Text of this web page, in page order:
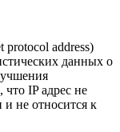
protocol address)
данных о
что IP адрес не
не относится к